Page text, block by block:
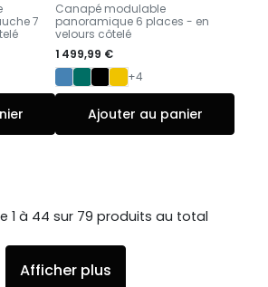
7
Canapé modulable
panoramique 6 places - en
velours côtelé
1 499,99 €
+4
Ajouter au panier
1 à 44 sur 79 produits au total
Afficher plus